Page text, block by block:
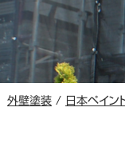
外壁塗装 / 日本ペイン